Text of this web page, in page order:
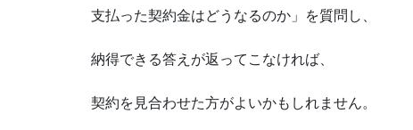
支払った契約金はどうなるのか」を質問し、
納得できる答えが返ってこなければ、
契約を見合わせた方がよいかもしれません。